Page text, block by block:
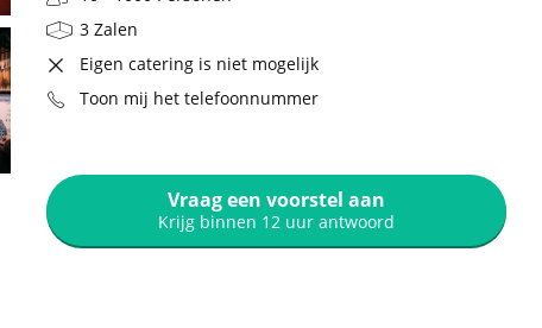
3 Zalen
Eigen catering is niet mogelijk
Toon mij het telefoonnummer
Vraag een voorstel aan
Krijg binnen 12 uur antwoord